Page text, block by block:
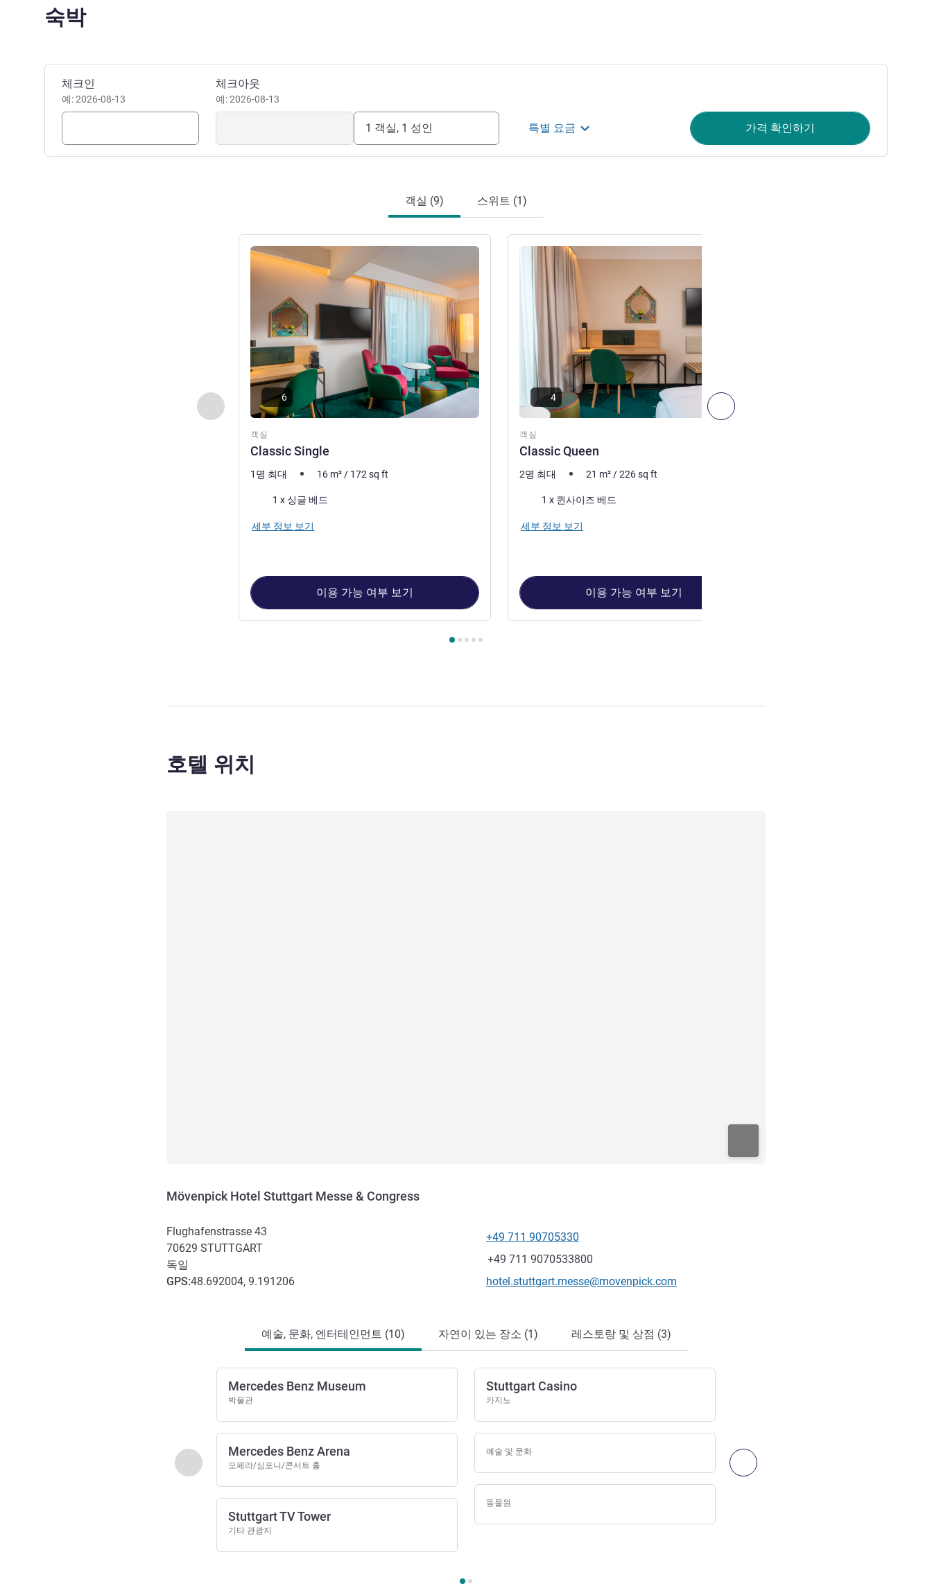
숙박
이 호텔 예약하기
체크인
예: 2026-08-13
체크아웃
예: 2026-08-13
1 객실, 1 성인 특별 요금 가격 확인하기
객실 (9) 스위트 (1)
이전 - 객실 다음 - 객실
객실
Classic Single
세부 정보 보기
6
1명 최대 16 m² / 172 sq ft
1 x 싱글 베드
세부 정보 보기
이용 가능 여부 보기
객실
Classic Queen
세부 정보 보기
4
2명 최대 21 m² /226sq ft
1 x 퀸사이즈 베드
세부 정보 보기
이용 가능 여부 보기
호텔 위치
Mövenpick Hotel Stuttgart Messe & Congress
Flughafenstrasse 43
70629 STUTTGART
독일
GPS:48.692004, 9.191206
전화
+49 711 90705330
팩스
+49 711 9070533800
E-mail
hotel.stuttgart.messe@movenpick.com
예술, 문화, 엔터테인먼트 (10) 자연이 있는 장소 (1) 레스토랑 및 상점 (3)
이전 - 예술, 문화, 엔터테인먼트 다음 - 예술, 문화, 엔터테인먼트
Mercedes Benz Museum
박물관
Mercedes Benz Arena
오페라/심포니/콘서트 홀
Stuttgart TV Tower
기타 관광지
Stuttgart Casino
카지노
예술 및 문화
동물원
Schönbuch Golf Course
골프장